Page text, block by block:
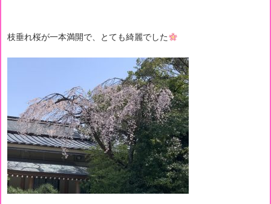
枝垂れ桜が一本満開で、とても綺麗でした